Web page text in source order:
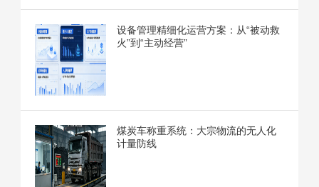
设备管理精细化运营方案：从“被动救
火”到“主动经营”
煤炭车称重系统：大宗物流的无人化
计量防线